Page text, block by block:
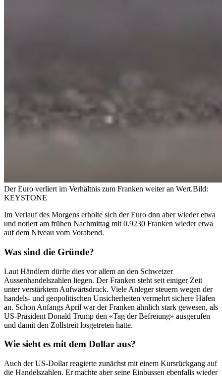
Der Euro verliert im Verhältnis zum Franken weiter an Wert.Bild:
KEYSTONE
Im Verlauf des Morgens erholte sich der Euro dnn aber wieder etwa
und notiert am frühen Nachmittag mit 0.9230 Franken wieder etwa
auf dem Niveau vom Vorabend.
Was sind die Gründe?
Laut Händlern dürfte dies vor allem an den Schweizer
Aussenhandelszahlen liegen. Der Franken steht seit einiger Zeit
unter verstärktem Aufwärtsdruck. Viele Anleger steuern wegen der
handels- und geopolitischen Unsicherheiten vermehrt sichere Häfen
an. Schon Anfangs April war der Franken ähnlich stark gewesen, als
US-Präsident Donald Trump den «Tag der Befreiung» ausgerufen
und damit den Zollstreit losgetreten hatte.
Wie sieht es mit dem Dollar aus?
Auch der US-Dollar reagierte zunächst mit einem Kursrückgang auf
die Handelszahlen. Er machte aber seine Einbussen ebenfalls wieder